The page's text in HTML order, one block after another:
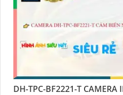
DH-TPC-BF2221-T CAMERA